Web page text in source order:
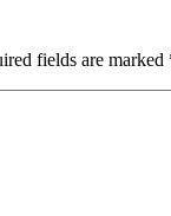
fields are marked